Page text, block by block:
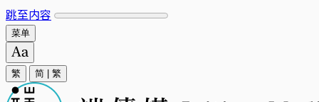
跳至内容
菜单
繁 简 繁